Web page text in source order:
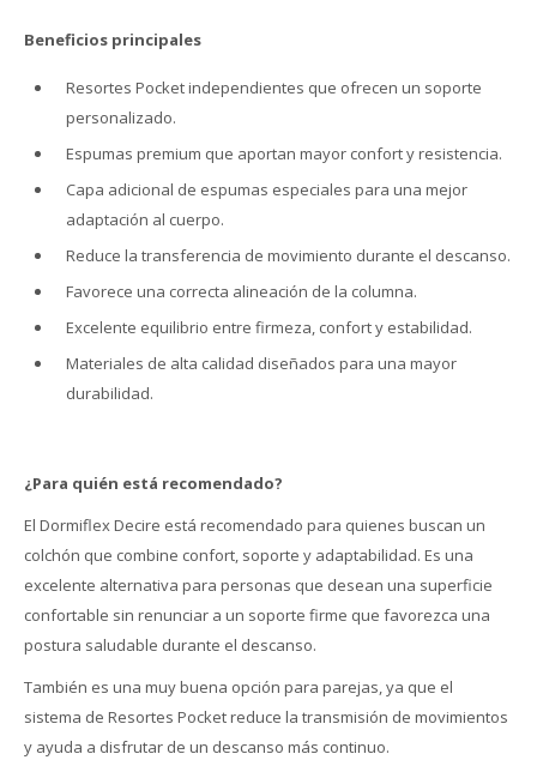
Beneficios principales
Resortes Pocket independientes que ofrecen un soporte
personalizado.
Espumas premium que aportan mayor confort y resistencia.
Capa adicional de espumas especiales para una mejor
adaptación al cuerpo.
Reduce la transferencia de movimiento durante el descanso.
Favorece una correcta alineación de la columna.
Excelente equilibrio entre firmeza, confort y estabilidad.
Materiales de alta calidad diseñados para una mayor
durabilidad.
¿Para quién está recomendado?
El Dormiflex Decire está recomendado para quienes buscan un
colchón que combine confort, soporte y adaptabilidad. Es una
excelente alternativa para personas que desean una superficie
confortable sin renunciar a un soporte firme que favorezca una
postura saludable durante el descanso.
También es una muy buena opción para parejas, ya que el
sistema de Resortes Pocket reduce la transmisión de movimientos
y ayuda a disfrutar de un descanso más continuo.